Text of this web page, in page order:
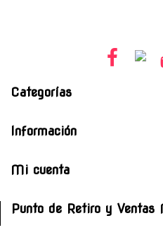
Categorías
Información
Mi cuenta
Punto de Retiro y Ventas